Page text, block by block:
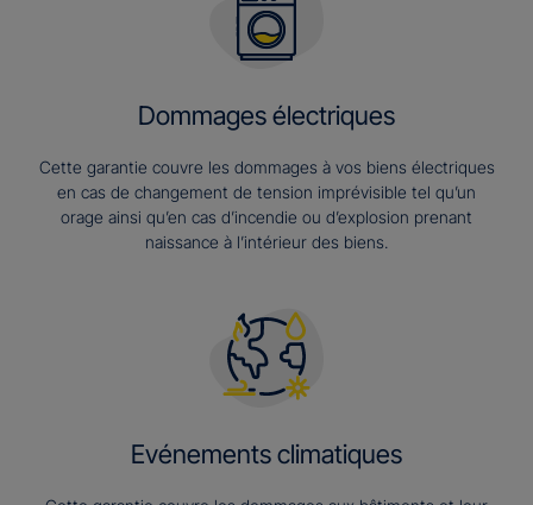
Dommages électriques
Cette garantie couvre les dommages à vos biens électriques
en cas de changement de tension imprévisible tel qu’un
orage ainsi qu’en cas d’incendie ou d’explosion prenant
naissance à l’intérieur des biens.
Evénements climatiques